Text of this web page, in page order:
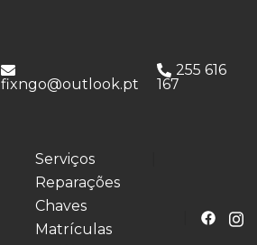
fixngo@outlook.pt
255 616
167
Serviços
Reparações
Chaves
Matrículas